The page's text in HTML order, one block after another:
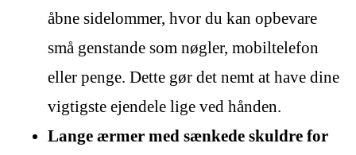
åbne sidelommer, hvor du kan opbevare
små genstande som nøgler, mobiltelefon
eller penge. Dette gør det nemt at have dine
vigtigste ejendele lige ved hånden.
Lange ærmer med sænkede skuldre for